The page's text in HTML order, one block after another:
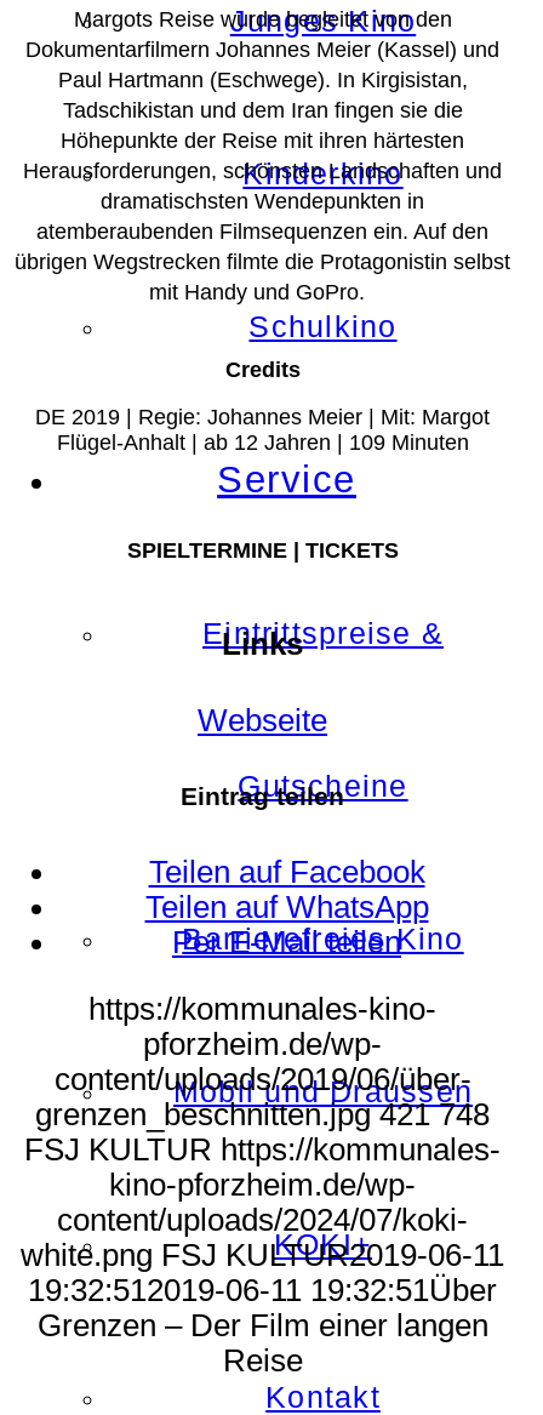
Junges Kino
Kinderkino
Schulkino
Service
Eintrittspreise &
Gutscheine
Barrierefreies Kino
Mobil und Draussen
KOKI+
Kontakt
Margots Reise wurde begleitet von den
Dokumentarfilmern Johannes Meier (Kassel) und
Paul Hartmann (Eschwege). In Kirgisistan,
Tadschikistan und dem Iran fingen sie die
Höhepunkte der Reise mit ihren härtesten
Herausforderungen, schönsten Landschaften und
dramatischsten Wendepunkten in
atemberaubenden Filmsequenzen ein. Auf den
übrigen Wegstrecken filmte die Protagonistin selbst
mit Handy und GoPro.
Credits
DE 2019 | Regie: Johannes Meier | Mit: Margot
Flügel-Anhalt | ab 12 Jahren | 109 Minuten
SPIELTERMINE | TICKETS
Links
Webseite
Eintrag teilen
Teilen auf Facebook
Teilen auf WhatsApp
Per E-Mail teilen
https://kommunales-kino-
pforzheim.de/wp-
content/uploads/2019/06/über-
grenzen_beschnitten.jpg 421 748
FSJ KULTUR https://kommunales-
kino-pforzheim.de/wp-
content/uploads/2024/07/koki-
white.png FSJ KULTUR2019-06-11
19:32:512019-06-11 19:32:51Über
Grenzen – Der Film einer langen
Reise